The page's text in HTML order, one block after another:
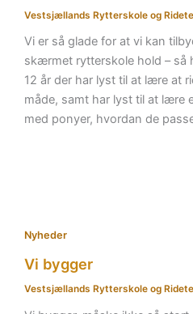
Vestsjællands Rytterskole og
Vi er så glade for at vi kan
skærmet rytterskole hold – så
12 år der har lyst til at lære at
måde, samt har lyst til at lære
med ponyer, hvordan de
Nyheder
Vi bygger
Vestsjællands Rytterskole og